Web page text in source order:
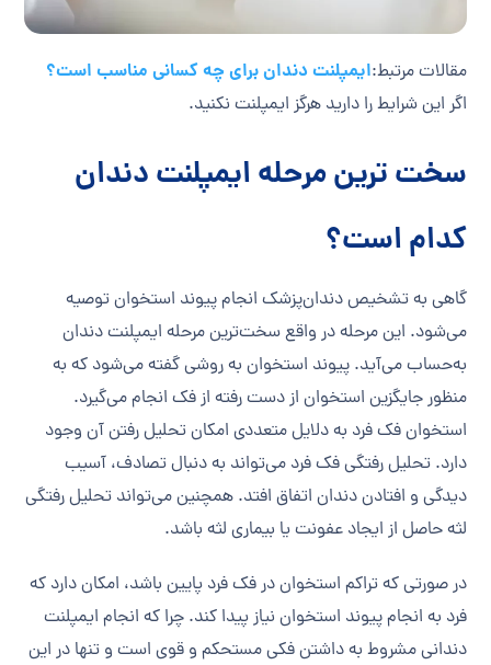
مقالات مرتبط:ایمپلنت دندان برای چه کسانی مناسب است؟
اگر این شرایط را دارید هرگز ایمپلنت نکنید.
سخت‌ ترین مرحله ایمپلنت دندان
کدام است؟
گاهی به تشخیص دندان‌پزشک انجام پیوند استخوان توصیه
می‌شود. این مرحله در واقع سخت‌ترین مرحله ایمپلنت دندان
به‌حساب می‌آید. پیوند استخوان به روشی گفته می‌شود که به
منظور جایگزین استخوان از دست رفته از فک انجام می‌گیرد.
استخوان فک فرد به دلایل متعددی امکان تحلیل رفتن آن وجود
دارد. تحلیل رفتگی فک فرد می‌تواند به دنبال تصادف، آسیب
دیدگی و افتادن دندان اتفاق افتد. همچنین می‌تواند تحلیل رفتگی
لثه حاصل از ایجاد عفونت یا بیماری لثه باشد.
در صورتی که تراکم استخوان در فک فرد پایین باشد، امکان دارد که
فرد به انجام پیوند استخوان نیاز پیدا کند. چرا که انجام ایمپلنت
دندانی مشروط به داشتن فکی مستحکم و قوی است و تنها در این